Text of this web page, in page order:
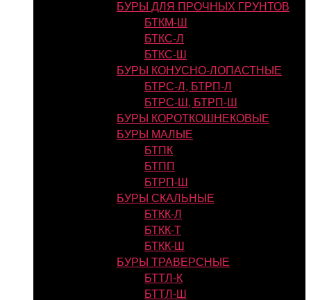
БУРЫ ДЛЯ ПРОЧНЫХ ГРУНТОВ
БТКМ-Ш
БТКС-Л
БТКС-Ш
БУРЫ КОНУСНО-ЛОПАСТНЫЕ
БТРС-Л, БТРП-Л
БТРС-Ш, БТРП-Ш
БУРЫ КОРОТКОШНЕКОВЫЕ
БУРЫ МАЛЫЕ
БТПК
БТПП
БТРП-Ш
БУРЫ СКАЛЬНЫЕ
БТКК-Л
БТКК-Т
БТКК-Ш
БУРЫ ТРАВЕРСНЫЕ
БТТЛ-К
БТТЛ-Ш